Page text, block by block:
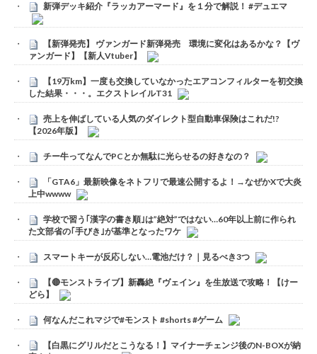
新弾デッキ紹介『ラッカアーマード』を１分で解説！ #デュエマ
【新弾発売】 ヴァンガード新弾発売 環境に変化はあるかな？【ヴ
ァンガード】【新人Vtuber】
【19万km】一度も交換していなかったエアコンフィルターを初交換
した結果・・・。エクストレイルT31
売上を伸ばしている人気のダイレクト型自動車保険はこれだ!?
【2026年版】
チー牛ってなんでPCとか無駄に光らせるの好きなの？
「GTA6」最新映像をネトフリで最速公開するよ！→なぜかXで大炎
上中wwww
学校で習う｢漢字の書き順｣は”絶対”ではない…60年以上前に作られ
た文部省の｢手びき｣が基準となったワケ
スマートキーが反応しない…電池だけ？｜見るべき3つ
【🔴モンストライブ】新轟絶『ヴェイン』を生放送で攻略！【けー
どら】
何なんだこれマジで#モンスト #shorts #ゲーム
【白黒にグリルだとこうなる！】マイナーチェンジ後のN-BOXが納